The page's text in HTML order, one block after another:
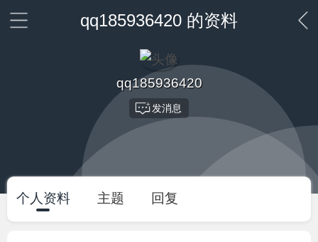
qq185936420 的资料
qq185936420
发消息
个人资料 主题 回复